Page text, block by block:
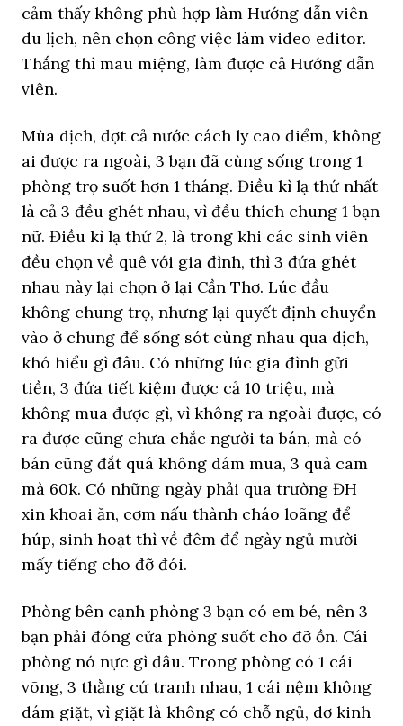
cảm thấy không phù hợp làm Hướng dẫn viên
du lịch, nên chọn công việc làm video editor.
Thắng thì mau miệng, làm được cả Hướng dẫn
viên.
Mùa dịch, đợt cả nước cách ly cao điểm, không
ai được ra ngoài, 3 bạn đã cùng sống trong 1
phòng trọ suốt hơn 1 tháng. Điều kì lạ thứ nhất
là cả 3 đều ghét nhau, vì đều thích chung 1 bạn
nữ. Điều kì lạ thứ 2, là trong khi các sinh viên
đều chọn về quê với gia đình, thì 3 đứa ghét
nhau này lại chọn ở lại Cần Thơ. Lúc đầu
không chung trọ, nhưng lại quyết định chuyển
vào ở chung để sống sót cùng nhau qua dịch,
khó hiểu gì đâu. Có những lúc gia đình gửi
tiền, 3 đứa tiết kiệm được cả 10 triệu, mà
không mua được gì, vì không ra ngoài được, có
ra được cũng chưa chắc người ta bán, mà có
bán cũng đắt quá không dám mua, 3 quả cam
mà 60k. Có những ngày phải qua trường ĐH
xin khoai ăn, cơm nấu thành cháo loãng để
húp, sinh hoạt thì về đêm để ngày ngủ mười
mấy tiếng cho đỡ đói.
Phòng bên cạnh phòng 3 bạn có em bé, nên 3
bạn phải đóng cửa phòng suốt cho đỡ ồn. Cái
phòng nó nực gì đâu. Trong phòng có 1 cái
võng, 3 thằng cứ tranh nhau, 1 cái nệm không
dám giặt, vì giặt là không có chỗ ngủ, dơ kinh